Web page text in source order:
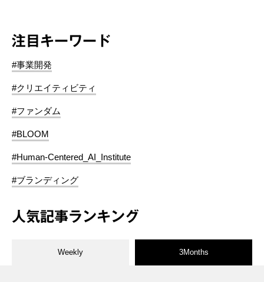
注目キーワード
#事業開発
#クリエイティビティ
#ファンダム
#BLOOM
#Human-Centered_AI_Institute
#ブランディング
人気記事ランキング
Weekly 3Months